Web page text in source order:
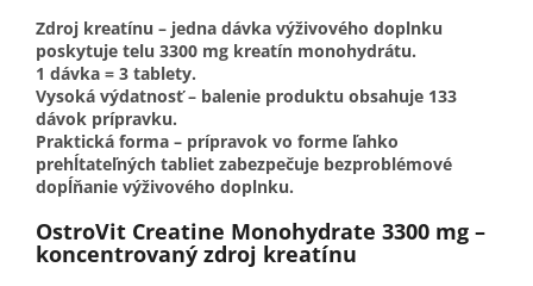
Zdroj kreatínu – jedna dávka výživového doplnku
poskytuje telu 3300 mg kreatín monohydrátu.
1 dávka = 3 tablety.
Vysoká výdatnosť – balenie produktu obsahuje 133
dávok prípravku.
Praktická forma – prípravok vo forme ľahko
prehĺtateľných tabliet zabezpečuje bezproblémové
dopĺňanie výživového doplnku.
OstroVit Creatine Monohydrate 3300 mg –
koncentrovaný zdroj kreatínu